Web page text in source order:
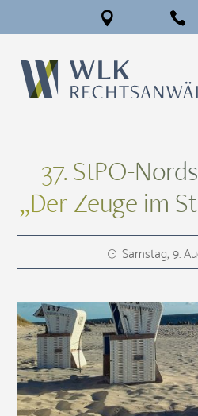
37. StPO-
„Der Zeuge im
Samstag, 9.